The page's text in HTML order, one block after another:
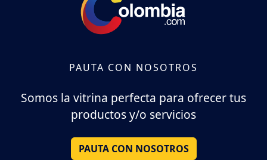
PAUTA CON NOSOTROS
Somos la vitrina perfecta para ofrecer tus
productos y/o servicios
PAUTA CON NOSOTROS